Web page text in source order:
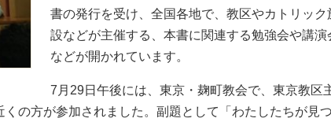
書の発行を受け、全国各地で、教区やカトリック
設などが主催する、本書に関連する勉強会や講演
などが開かれています。
7月29日午後には、東京・麹町教会で、東京教区
の方が参加されました。副題として「わたしたちが見